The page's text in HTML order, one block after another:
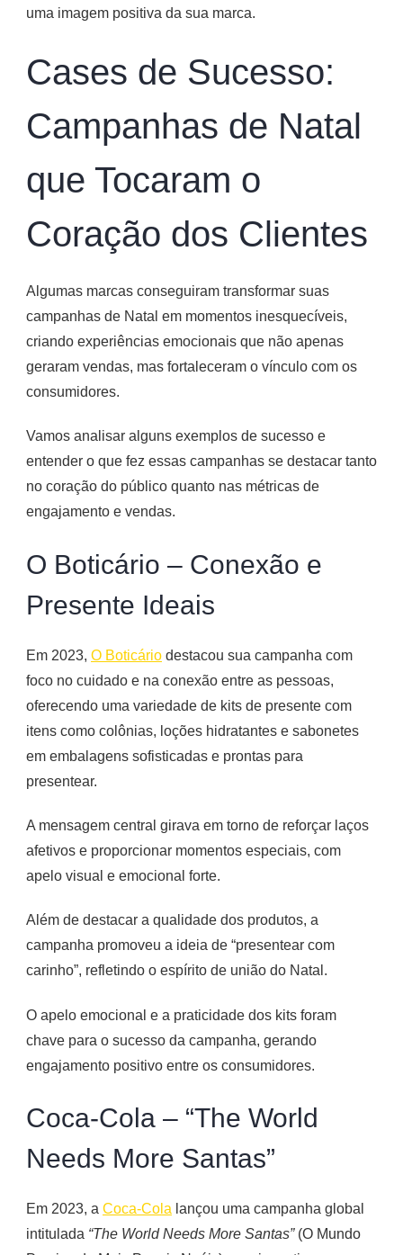
uma imagem positiva da sua marca.
Cases de Sucesso:
Campanhas de Natal
que Tocaram o
Coração dos Clientes
Algumas marcas conseguiram transformar suas
campanhas de Natal em momentos inesquecíveis,
criando experiências emocionais que não apenas
geraram vendas, mas fortaleceram o vínculo com os
consumidores.
Vamos analisar alguns exemplos de sucesso e
entender o que fez essas campanhas se destacar tanto
no coração do público quanto nas métricas de
engajamento e vendas.
O Boticário – Conexão e
Presente Ideais
Em 2023, O Boticário destacou sua campanha com
foco no cuidado e na conexão entre as pessoas,
oferecendo uma variedade de kits de presente com
itens como colônias, loções hidratantes e sabonetes
em embalagens sofisticadas e prontas para
presentear.
A mensagem central girava em torno de reforçar laços
afetivos e proporcionar momentos especiais, com
apelo visual e emocional forte.
Além de destacar a qualidade dos produtos, a
campanha promoveu a ideia de “presentear com
carinho”, refletindo o espírito de união do Natal.
O apelo emocional e a praticidade dos kits foram
chave para o sucesso da campanha, gerando
engajamento positivo entre os consumidores​.
Coca-Cola – “The World
Needs More Santas”
Em 2023, a Coca-Cola lançou uma campanha global
intitulada “The World Needs More Santas”(O Mundo